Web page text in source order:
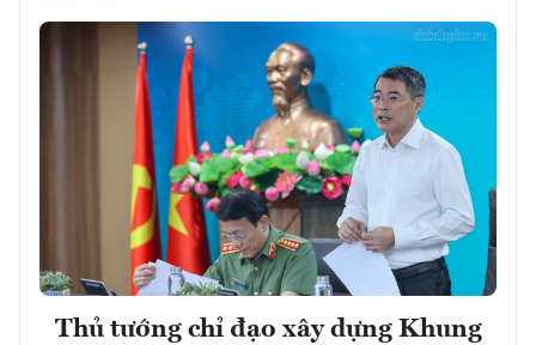
Thủ tướng chỉ đạo xây dựng Khung